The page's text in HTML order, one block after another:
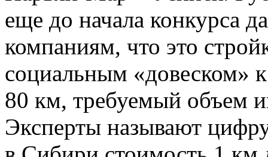
еще до начала конкурса
компаниям, что это
социальным «довеском»
80 км, требуемый объем
Эксперты называют